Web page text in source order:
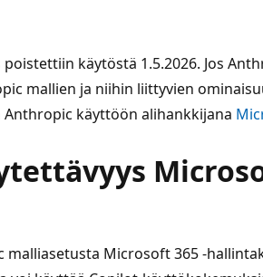
käytöstä 1.5.2026. Jos
mallien ja niihin liittyvien
käyttöön alihankkijana
Microsoft 365 -